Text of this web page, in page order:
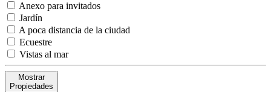
Anexo para invitados
Jardín
A poca distancia de la ciudad
Ecuestre
Vistas al mar
Mostrar
Propiedades